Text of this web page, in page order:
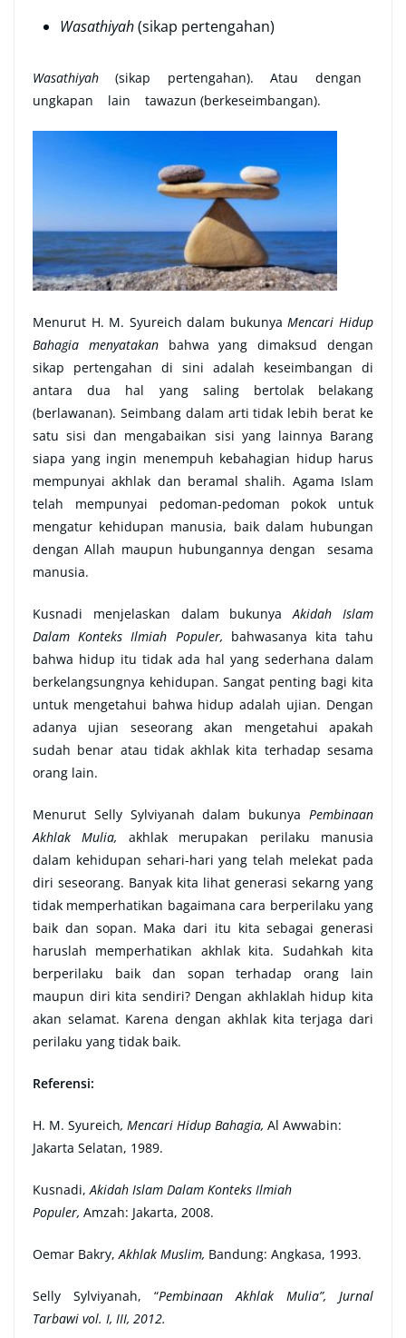
Wasathiyah(sikap pertengahan)
Wasathiyah(sikap pertengahan). Atau dengan
ungkapan lain tawazun (berkeseimbangan).
Menurut H. M. Syureich dalam bukunyaMencari Hidup
Bahagia menyatakan bahwa yang dimaksud dengan
sikap pertengahan di sini adalah keseimbangan di
antara dua hal yang saling bertolak belakang
(berlawanan). Seimbang dalam arti tidak lebih berat ke
satu sisi dan mengabaikan sisi yang lainnya Barang
siapa yang ingin menempuh kebahagian hidup harus
mempunyai akhlak dan beramal shalih. Agama Islam
telah mempunyai pedoman-pedoman pokok untuk
mengatur kehidupan manusia, baik dalam hubungan
dengan Allah maupun hubungannya dengan sesama
manusia.
Kusnadi menjelaskan dalam bukunyaAkidah Islam
Dalam Konteks Ilmiah Populer, bahwasanya kita tahu
bahwa hidup itu tidak ada hal yang sederhana dalam
berkelangsungnya kehidupan. Sangat penting bagi kita
untuk mengetahui bahwa hidup adalah ujian. Dengan
adanya ujian seseorang akan mengetahui apakah
sudah benar atau tidak akhlak kita terhadap sesama
orang lain.
Menurut Selly Sylviyanah dalam bukunya Pembinaan
Akhlak Mulia, akhlak merupakan perilaku manusia
dalam kehidupan sehari-hari yang telah melekat pada
diri seseorang. Banyak kita lihat generasi sekarng yang
tidak memperhatikan bagaimana cara berperilaku yang
baik dan sopan. Maka dari itu kita sebagai generasi
haruslah memperhatikan akhlak kita. Sudahkah kita
berperilaku baik dan sopan terhadap orang lain
maupun diri kita sendiri? Dengan akhlaklah hidup kita
akan selamat. Karena dengan akhlak kita terjaga dari
perilaku yang tidak baik.
Referensi:
H. M. Syureich, Mencari Hidup Bahagia, Al Awwabin:
Jakarta Selatan, 1989.
Kusnadi,Akidah Islam Dalam Konteks Ilmiah
Populer, Amzah: Jakarta, 2008.
Oemar Bakry,Akhlak Muslim, Bandung: Angkasa, 1993.
Selly Sylviyanah, “Pembinaan Akhlak Mulia”, Jurnal
Tarbawi vol. I, III, 2012.